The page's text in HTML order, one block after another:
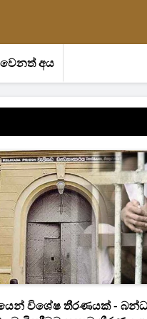
වෙනත් අය
විශේෂ තීරණයක් -